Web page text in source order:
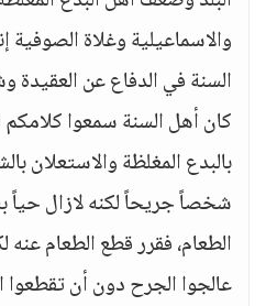
والاسماعيلية وغلاة
السنة في الدفاع عن العقيدة
كان أهل السنة سمعوا كلامكم
بالبدع المغلظة والاستعلان
شخصاً جريحاً لكنه لازال حياً
الطعام، فقرر قطع الطعام
عالجوا الجرح دون أن تقطعوا